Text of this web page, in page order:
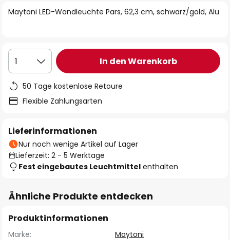
Maytoni LED-Wandleuchte Pars, 62,3 cm, schwarz/gold, Alu
1 In den Warenkorb
50 Tage kostenlose Retoure
Flexible Zahlungsarten
Lieferinformationen
Nur noch wenige Artikel auf Lager
Lieferzeit: 2 - 5 Werktage
Fest eingebautes Leuchtmittel enthalten
Ähnliche Produkte entdecken
Produktinformationen
Marke:
Maytoni